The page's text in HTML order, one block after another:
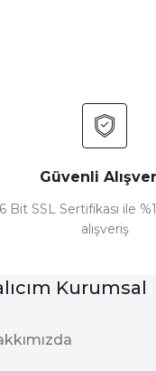
Güvenli
Bit SSL Sertifikası ile
alışveriş
Kurumsal